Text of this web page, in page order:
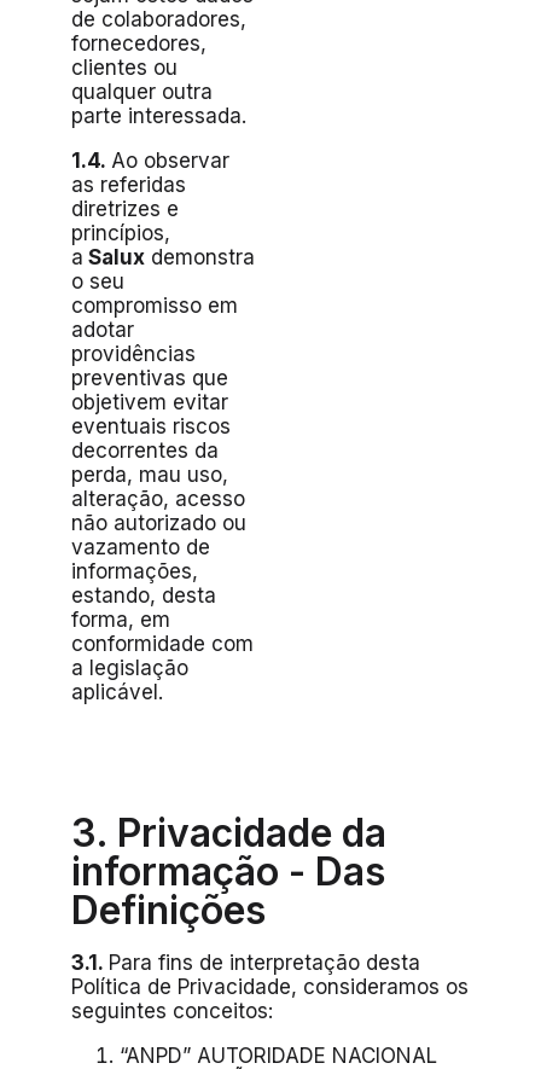
de colaboradores,
fornecedores,
clientes ou
qualquer outra
parte interessada.
1.4. Ao observar
as referidas
diretrizes e
princípios,
a Salux demonstra
o seu
compromisso em
adotar
providências
preventivas que
objetivem evitar
eventuais riscos
decorrentes da
perda, mau uso,
alteração, acesso
não autorizado ou
vazamento de
informações,
estando, desta
forma, em
conformidade com
a legislação
aplicável.
3. Privacidade da
informação - Das
Definições
3.1. Para fins de interpretação desta
Política de Privacidade, consideramos os
seguintes conceitos:
“ANPD” AUTORIDADE NACIONAL